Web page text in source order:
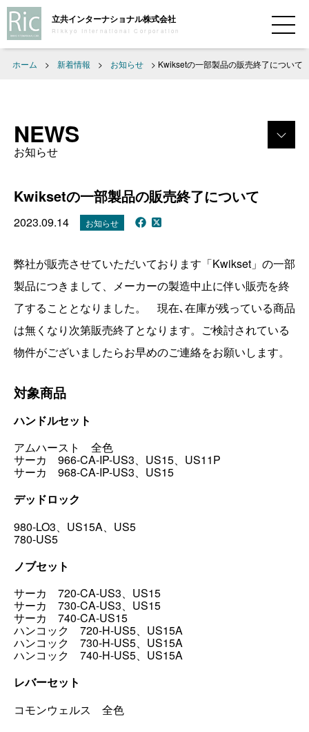
立共インターナショナル株式会社
Rikkyo International Corporation
ホーム > 新着情報 > お知らせ > Kwiksetの一部製品の販売終了について
NEWS
お知らせ
Kwiksetの一部製品の販売終了について
2023.09.14 お知らせ
弊社が販売させていただいております「Kwikset」の一部
製品につきまして、メーカーの製造中止に伴い販売を終
了することとなりました。 現在､在庫が残っている商品
は無くなり次第販売終了となります。ご検討されている
物件がございましたらお早めのご連絡をお願いします。
対象商品
ハンドルセット
アムハースト 全色
サーカ 966-CA-IP-US3、US15、US11P
サーカ 968-CA-IP-US3、US15
デッドロック
980-LO3、US15A、US5
780-US5
ノブセット
サーカ 720-CA-US3、US15
サーカ 730-CA-US3、US15
サーカ 740-CA-US15
ハンコック 720-H-US5、US15A
ハンコック 730-H-US5、US15A
ハンコック 740-H-US5、US15A
レバーセット
コモンウェルス 全色